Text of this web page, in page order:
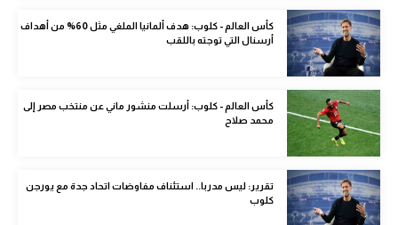
Gamers
ميركاتو
تحقيق في الجول
تقرير في الجول
تحليل في الجول
حكايات في الجول
كويز في الجول
كأس العالم - كلوب: هدف ألمانيا الملغي مثل 60% من أهداف
أرسنال التي توجته باللقب
كأس العالم - كلوب: أرسلت منشور ماني عن منتخب مصر إلى
محمد صلاح
تقرير: ليس مدربا.. استئناف مفاوضات اتحاد جدة مع يورجن
كلوب